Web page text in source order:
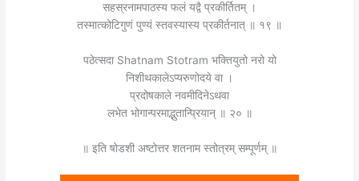
सहस्रनामपाठस्य फलं यद्वै प्रकीर्तितम् ।
तस्मात्कोटिगुणं पुण्यं स्तवस्यास्य प्रकीर्तनात् ॥ १९ ॥
पठेत्सदा Shatnam Stotram भक्तियुतो नरो यो
निशीथकालेऽप्यरुणोदये वा ।
प्रदोषकाले नवमीदिनेऽथवा
लभेत भोगान्परमाद्भुतान्प्रियान् ॥ २० ॥
॥ इति षोडशी अष्टोत्तर शतनाम स्तोत्रम् सम्पूर्णम् ॥